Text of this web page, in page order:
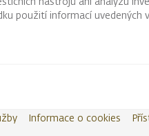
použití informací
Informace o cookies